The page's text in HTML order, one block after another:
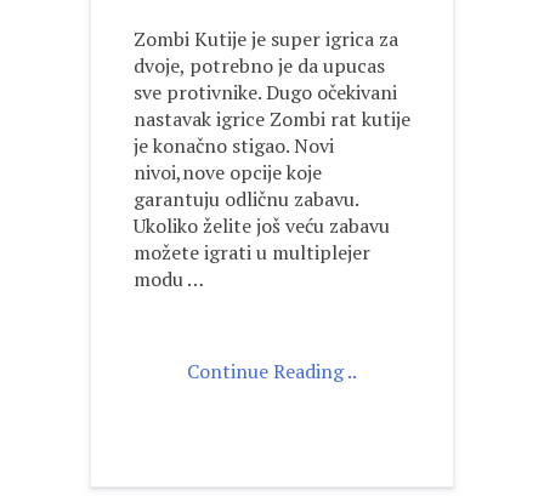
Zombi Kutije je super igrica za
dvoje, potrebno je da upucas
sve protivnike. Dugo očekivani
nastavak igrice Zombi rat kutije
je konačno stigao. Novi
nivoi,nove opcije koje
garantuju odličnu zabavu.
Ukoliko želite još veću zabavu
možete igrati u multiplejer
modu …
Continue Reading ..